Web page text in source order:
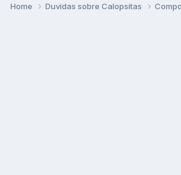
Home Duvidas sobre Calopsitas